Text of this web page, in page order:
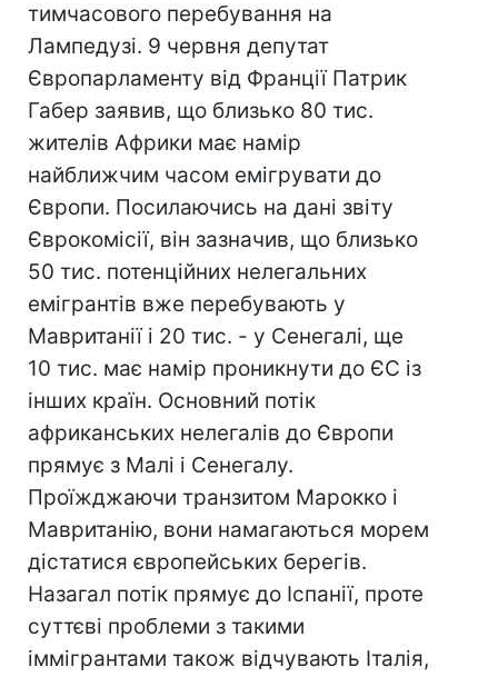
тимчасового перебування на
Лампедузі. 9 червня депутат
Європарламенту від Франції Патрик
Габер заявив, що близько 80 тис.
жителів Африки має намір
найближчим часом емігрувати до
Європи. Посилаючись на дані звіту
Єврокомісії, він зазначив, що близько
50 тис. потенційних нелегальних
емігрантів вже перебувають у
Мавританії і 20 тис. - у Сенегалі, ще
10 тис. має намір проникнути до ЄС із
інших країн. Основний потік
африканських нелегалів до Європи
прямує з Малі і Сенегалу.
Проїжджаючи транзитом Марокко і
Мавританію, вони намагаються морем
дістатися європейських берегів.
Назагал потік прямує до Іспанії, проте
суттєві проблеми з такими
іммігрантами також відчувають Італія,